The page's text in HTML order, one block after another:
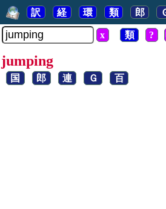
訳 経 環 類 郎
x 類 ?
jumping
国 郎 連 Ｇ 百